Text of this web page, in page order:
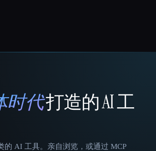
时代打造的 AI 工
的 AI 工具。亲自浏览，或通过 MCP